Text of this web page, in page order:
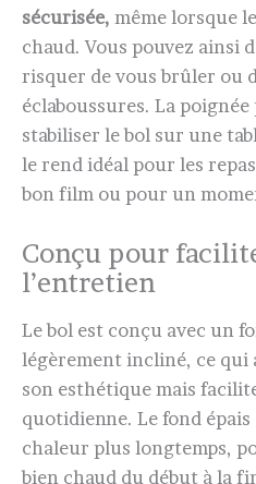
sécurisée, même lorsque
chaud. Vous pouvez ainsi
risquer de vous brûler ou
éclaboussures. La
stabiliser le bol sur une
le rend idéal pour les
bon film ou pour un
Conçu pour
l’entretien
Le bol est conçu avec un
légèrement incliné, ce qui
son esthétique mais
quotidienne. Le fond épais
chaleur plus longtemps,
bien chaud du début à la